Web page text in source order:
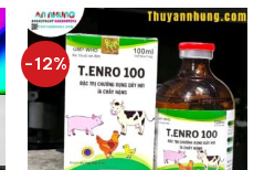
đến
379.500 ₫
-12%